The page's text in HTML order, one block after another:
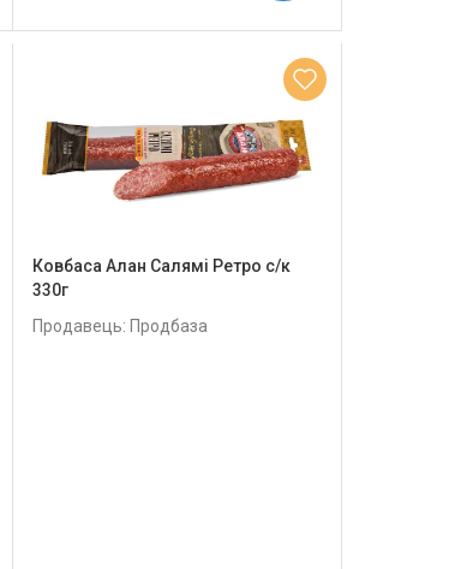
Ковбаса Алан Салямі Ретро с/к
330г
Продавець: Продбаза